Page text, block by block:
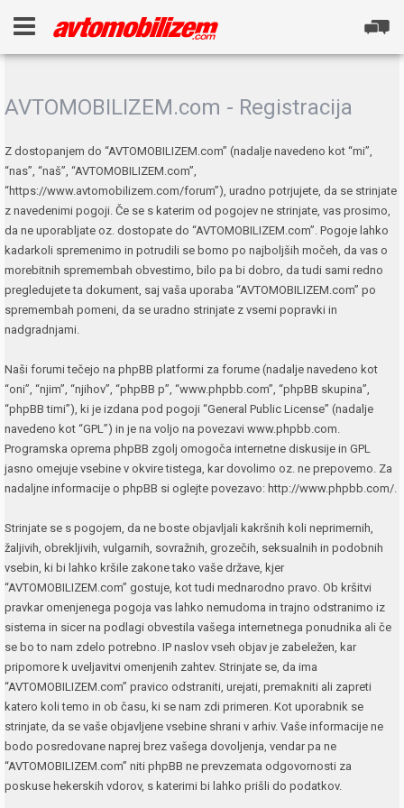
AVTOMOBILIZEM.com - Registracija
Z dostopanjem do “AVTOMOBILIZEM.com” (nadalje navedeno kot “mi”,
“nas”, “naš”, “AVTOMOBILIZEM.com”,
“https://www.avtomobilizem.com/forum”), uradno potrjujete, da se strinjate
z navedenimi pogoji. Če se s katerim od pogojev ne strinjate, vas prosimo,
da ne uporabljate oz. dostopate do “AVTOMOBILIZEM.com”. Pogoje lahko
kadarkoli spremenimo in potrudili se bomo po najboljših močeh, da vas o
morebitnih spremembah obvestimo, bilo pa bi dobro, da tudi sami redno
pregledujete ta dokument, saj vaša uporaba “AVTOMOBILIZEM.com” po
spremembah pomeni, da se uradno strinjate z vsemi popravki in
nadgradnjami.
Naši forumi tečejo na phpBB platformi za forume (nadalje navedeno kot
“oni”, “njim”, “njihov”, “phpBB p”, “www.phpbb.com”, “phpBB skupina”,
“phpBB timi”), ki je izdana pod pogoji “General Public License” (nadalje
navedeno kot “GPL”) in je na voljo na povezavi www.phpbb.com.
Programska oprema phpBB zgolj omogoča internetne diskusije in GPL
jasno omejuje vsebine v okvire tistega, kar dovolimo oz. ne prepovemo. Za
nadaljne informacije o phpBB si oglejte povezavo: http://www.phpbb.com/.
Strinjate se s pogojem, da ne boste objavljali kakršnih koli neprimernih,
žaljivih, obrekljivih, vulgarnih, sovražnih, grozečih, seksualnih in podobnih
vsebin, ki bi lahko kršile zakone tako vaše države, kjer
“AVTOMOBILIZEM.com” gostuje, kot tudi mednarodno pravo. Ob kršitvi
pravkar omenjenega pogoja vas lahko nemudoma in trajno odstranimo iz
sistema in sicer na podlagi obvestila vašega internetnega ponudnika ali če
se bo to nam zdelo potrebno. IP naslov vseh objav je zabeležen, kar
pripomore k uveljavitvi omenjenih zahtev. Strinjate se, da ima
“AVTOMOBILIZEM.com” pravico odstraniti, urejati, premakniti ali zapreti
katero koli temo in ob času, ki se nam zdi primeren. Kot uporabnik se
strinjate, da se vaše objavljene vsebine shrani v arhiv. Vaše informacije ne
bodo posredovane naprej brez vašega dovoljenja, vendar pa ne
“AVTOMOBILIZEM.com” niti phpBB ne prevzemata odgovornosti za
poskuse hekerskih vdorov, s katerimi bi lahko prišli do podatkov.